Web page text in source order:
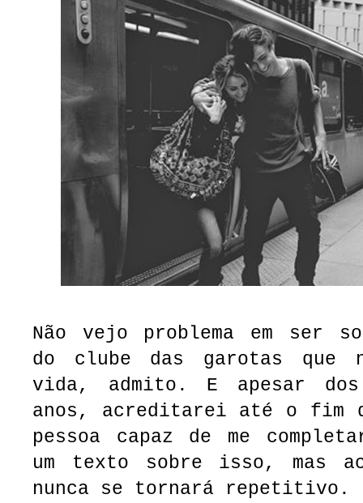
Não vejo problema em ser
do clube das garotas que
vida, admito. E apesar dos
anos, acreditarei até o fim
pessoa capaz de me
um texto sobre isso, mas
nunca se tornará repetitivo.